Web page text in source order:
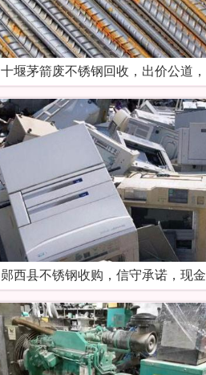
十堰茅箭废不锈钢回收，出价公道，
郧西县不锈钢收购，信守承诺，现金